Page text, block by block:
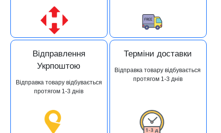
Відправлення
Укрпоштою
Відправка товару відбувається
протягом 1-3 днів
Терміни доставки
Відправка товару відбувається
протягом 1-3 днів